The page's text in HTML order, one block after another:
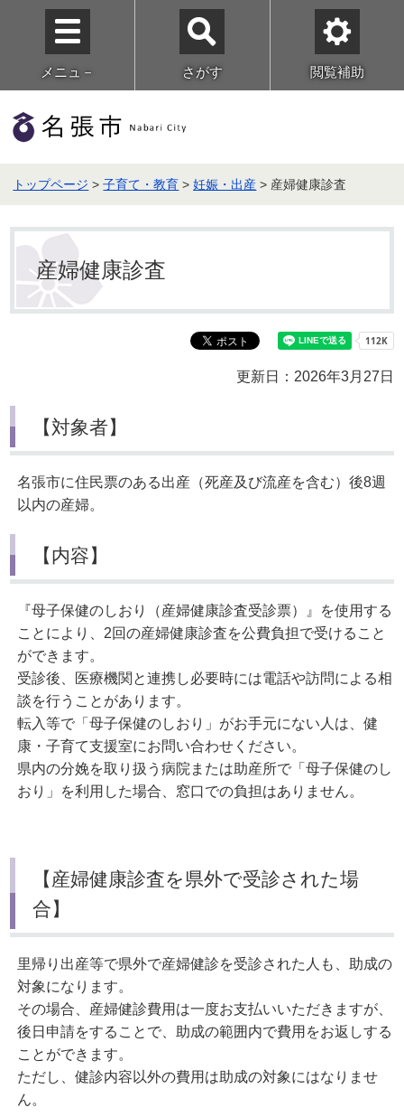
メニュ－ さがす 閲覧補助
トップページ >子育て・教育 >妊娠・出産 > 産婦健康診査
産婦健康診査
更新日：2026年3月27日
【対象者】
名張市に住民票のある出産（死産及び流産を含む）後8週
以内の産婦。
【内容】
『母子保健のしおり（産婦健康診査受診票）』を使用する
ことにより、2回の産婦健康診査を公費負担で受けること
ができます。
受診後、医療機関と連携し必要時には電話や訪問による相
談を行うことがあります。
転入等で「母子保健のしおり」がお手元にない人は、健
康・子育て支援室にお問い合わせください。
県内の分娩を取り扱う病院または助産所で「母子保健のし
おり」を利用した場合、窓口での負担はありません。
【産婦健康診査を県外で受診された場
合】
里帰り出産等で県外で産婦健診を受診された人も、助成の
対象になります。
その場合、産婦健診費用は一度お支払いいただきますが、
後日申請をすることで、助成の範囲内で費用をお返しする
ことができます。
ただし、健診内容以外の費用は助成の対象にはなりませ
ん。